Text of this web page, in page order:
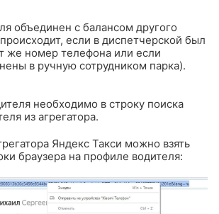
объединен с балансом другого
если в диспетчерской был
же номер телефона или если
в ручную сотрудником парка).
необходимо в строку поиска
из агрегатора.
Яндекс Такси можно взять
браузера на профиле водителя: